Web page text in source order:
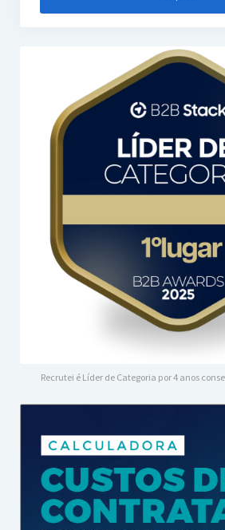
Recrutei é Líder de Categoria por 4 anos